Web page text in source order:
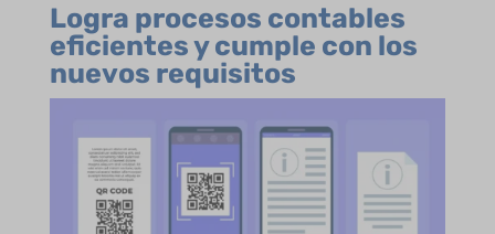
Logra procesos contables
eficientes y cumple con los
nuevos requisitos